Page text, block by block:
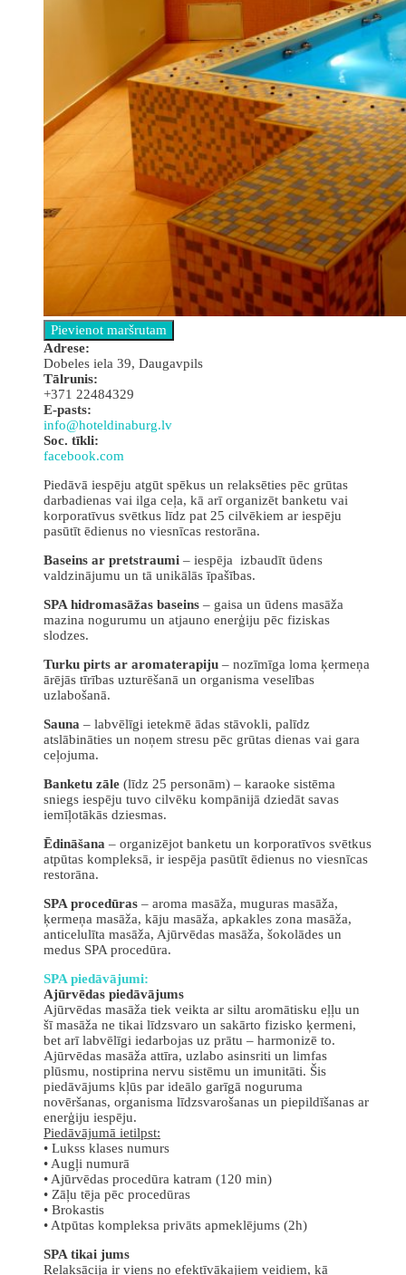
Аdrese:
Dobeles iela 39, Daugavpils
Tālrunis:
+371 22484329
E-pasts:
info@hoteldinaburg.lv
Soc. tīkli:
facebook.com
Piedāvā iespēju atgūt spēkus un relaksēties pēc grūtas
darbadienas vai ilga ceļa, kā arī organizēt banketu vai
korporatīvus svētkus līdz pat 25 cilvēkiem ar iespēju
pasūtīt ēdienus no viesnīcas restorāna.
Baseins ar pretstraumi – iespēja izbaudīt ūdens
valdzinājumu un tā unikālās īpašības.
SPA hidromasāžas baseins – gaisa un ūdens masāža
mazina nogurumu un atjauno enerģiju pēc fiziskas
slodzes.
Turku pirts ar aromaterapiju – nozīmīga loma ķermeņa
ārējās tīrības uzturēšanā un organisma veselības
uzlabošanā.
Sauna – labvēlīgi ietekmē ādas stāvokli, palīdz
atslābināties un noņem stresu pēc grūtas dienas vai gara
ceļojuma.
Banketu zāle (līdz 25 personām) – karaoke sistēma
sniegs iespēju tuvo cilvēku kompānijā dziedāt savas
iemīļotākās dziesmas.
Ēdināšana – organizējot banketu un korporatīvos svētkus
atpūtas kompleksā, ir iespēja pasūtīt ēdienus no viesnīcas
restorāna.
SPA procedūras – aroma masāža, muguras masāža,
ķermeņa masāža, kāju masāža, apkakles zona masāža,
anticelulīta masāža, Ajūrvēdas masāža, šokolādes un
medus SPA procedūra.
SPA piedāvājumi:
Ajūrvēdas piedāvājums
Ajūrvēdas masāža tiek veikta ar siltu aromātisku eļļu un
šī masāža ne tikai līdzsvaro un sakārto fizisko ķermeni,
bet arī labvēlīgi iedarbojas uz prātu – harmonizē to.
Ajūrvēdas masāža attīra, uzlabo asinsriti un limfas
plūsmu, nostiprina nervu sistēmu un imunitāti. Šis
piedāvājums kļūs par ideālo garīgā noguruma
novēršanas, organisma līdzsvarošanas un piepildīšanas ar
enerģiju iespēju.
Piedāvājumā ietilpst:
• Lukss klases numurs
• Augļi numurā
• Ajūrvēdas procedūra katram (120 min)
• Zāļu tēja pēc procedūras
• Brokastis
• Atpūtas kompleksa privāts apmeklējums (2h)
SPA tikai jums
Relaksācija ir viens no efektīvākajiem veidiem, kā